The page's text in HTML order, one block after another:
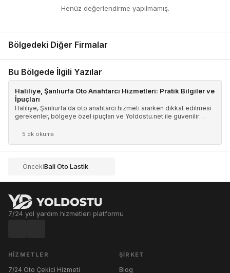
Henüz değerlendirme yapılmamış.
Bölgedeki Diğer Firmalar
Bu Bölgede İlgili Yazılar
Haliliye, Şanlıurfa Oto Anahtarcı Hizmetleri: Pratik Bilgiler ve
İpuçları
Haliliye, Şanlıurfa'da oto anahtarcı hizmeti ararken dikkat edilmesi
gerekenler, bölgeye özel ipuçları ve Yoldostu.net ile güvenilir
5 dk okuma
ÖncekiBali Oto Lastik
7/24 yol yardım hizmetleri platformu
HIZMETLER
7/24 Oto Çekici Hizmeti
ŞIRKET
Blog